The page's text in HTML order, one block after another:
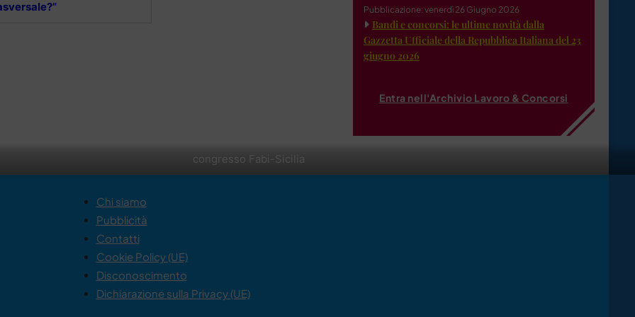
congresso Fabi-Sicilia
Pubblicazione: venerdì 26 Giugno 2026
Bandi e concorsi: le ultime novità dalla
Gazzetta Ufficiale della Repubblica Italiana del 23
giugno 2026
Entra nell'Archivio Lavoro & Concorsi
Chi siamo
Pubblicità
Contatti
Cookie Policy (UE)
Disconoscimento
Dichiarazione sulla Privacy (UE)